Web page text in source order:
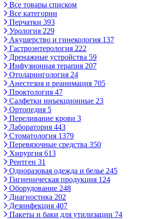
Все товары списком
Все категории
Перчатки 393
Урология 229
Акушерство и гинекология 137
Гастроэнтерология 222
Дренажные устройства 59
Инфузионная терапия 207
Отоларингология 24
Анестезия и реанимация 705
Проктология 47
Салфетки инъекционные 23
Ортопедия 5
Переливание крови 3
Лаборатория 443
Стоматология 1379
Перевязочные средства 350
Хирургия 613
Рентген 31
Одноразовая одежда и белье 245
Гигиеническая продукция 124
Оборудование 248
Диагностика 202
Дезинфекция 407
Пакеты и баки для утилизации 74